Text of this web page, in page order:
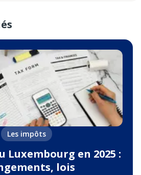
Les impôts
Luxembourg en 2025 :
lois